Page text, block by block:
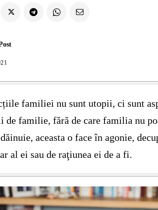
familiei nu sunt utopii, ci sunt
de familie, fără de care familia nu
aceasta o face în agonie,
al ei sau de raţiunea ei de a fi.